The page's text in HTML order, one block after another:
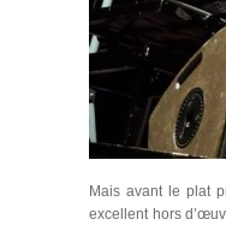
Mais avant le plat
excellent hors